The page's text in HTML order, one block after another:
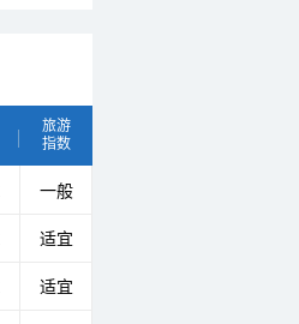
旅游
指数
一般
适宜
适宜